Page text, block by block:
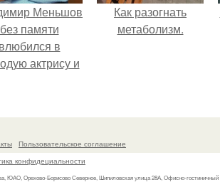
Меньшов
без памяти
влюбился в
актрису и
неё.
Как разогнать
метаболизм.
Пользовательское соглашение
конфидециальности
ЮАО, Орехово-Борисово Северное, Шипиловская улица 28А, Офисно-гостиничный